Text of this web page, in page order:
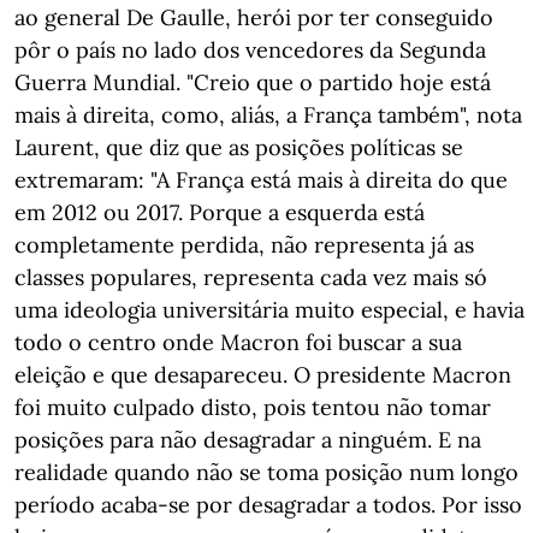
ao general De Gaulle, herói por ter conseguido
pôr o país no lado dos vencedores da Segunda
Guerra Mundial. "Creio que o partido hoje está
mais à direita, como, aliás, a França também", nota
Laurent, que diz que as posições políticas se
extremaram: "A França está mais à direita do que
em 2012 ou 2017. Porque a esquerda está
completamente perdida, não representa já as
classes populares, representa cada vez mais só
uma ideologia universitária muito especial, e havia
todo o centro onde Macron foi buscar a sua
eleição e que desapareceu. O presidente Macron
foi muito culpado disto, pois tentou não tomar
posições para não desagradar a ninguém. E na
realidade quando não se toma posição num longo
período acaba-se por desagradar a todos. Por isso